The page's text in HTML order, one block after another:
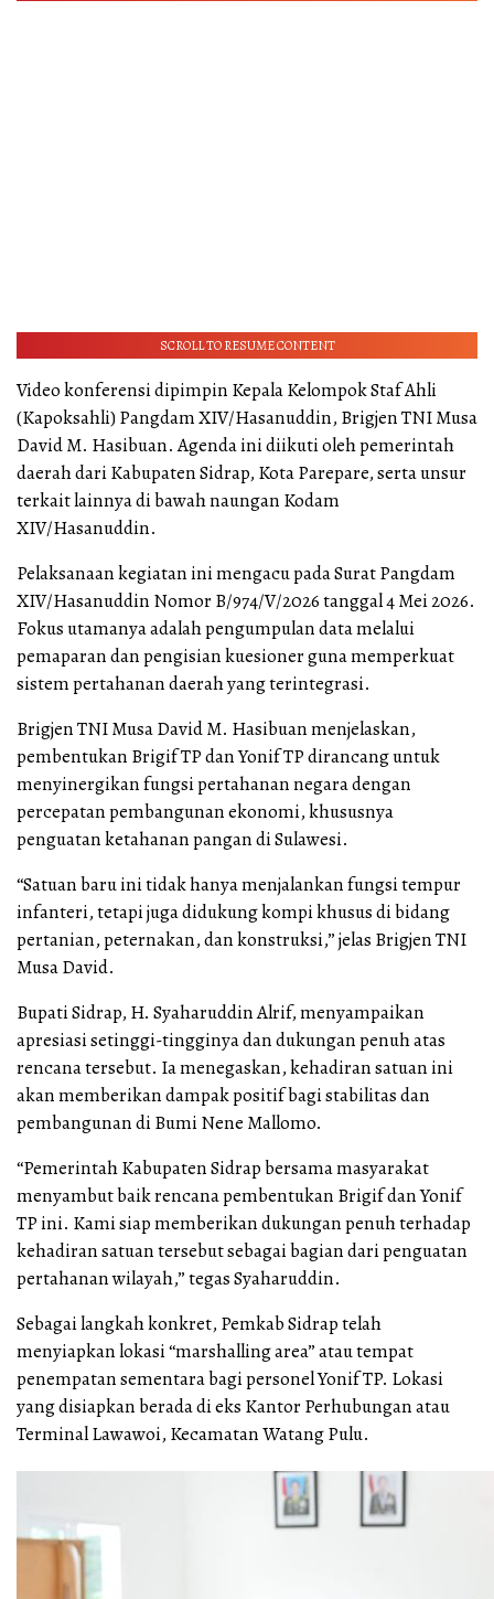
SCROLL TO RESUME CONTENT
Video konferensi dipimpin Kepala Kelompok Staf Ahli
(Kapoksahli) Pangdam XIV/Hasanuddin, Brigjen TNI Musa
David M. Hasibuan. Agenda ini diikuti oleh pemerintah
daerah dari Kabupaten Sidrap, Kota Parepare, serta unsur
terkait lainnya di bawah naungan Kodam
XIV/Hasanuddin.
Pelaksanaan kegiatan ini mengacu pada Surat Pangdam
XIV/Hasanuddin Nomor B/974/V/2026 tanggal 4 Mei 2026.
Fokus utamanya adalah pengumpulan data melalui
pemaparan dan pengisian kuesioner guna memperkuat
sistem pertahanan daerah yang terintegrasi.
Brigjen TNI Musa David M. Hasibuan menjelaskan,
pembentukan Brigif TP dan Yonif TP dirancang untuk
menyinergikan fungsi pertahanan negara dengan
percepatan pembangunan ekonomi, khususnya
penguatan ketahanan pangan di Sulawesi.
“Satuan baru ini tidak hanya menjalankan fungsi tempur
infanteri, tetapi juga didukung kompi khusus di bidang
pertanian, peternakan, dan konstruksi,” jelas Brigjen TNI
Musa David.
Bupati Sidrap, H. Syaharuddin Alrif, menyampaikan
apresiasi setinggi-tingginya dan dukungan penuh atas
rencana tersebut. Ia menegaskan, kehadiran satuan ini
akan memberikan dampak positif bagi stabilitas dan
pembangunan di Bumi Nene Mallomo.
“Pemerintah Kabupaten Sidrap bersama masyarakat
menyambut baik rencana pembentukan Brigif dan Yonif
TP ini. Kami siap memberikan dukungan penuh terhadap
kehadiran satuan tersebut sebagai bagian dari penguatan
pertahanan wilayah,” tegas Syaharuddin.
Sebagai langkah konkret, Pemkab Sidrap telah
menyiapkan lokasi “marshalling area” atau tempat
penempatan sementara bagi personel Yonif TP. Lokasi
yang disiapkan berada di eks Kantor Perhubungan atau
Terminal Lawawoi, Kecamatan Watang Pulu.